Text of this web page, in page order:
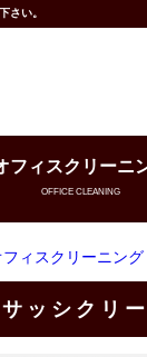
さい。
フィスクリーニ
OFFICE CLEANING
フィスクリーニング
ッシクリ